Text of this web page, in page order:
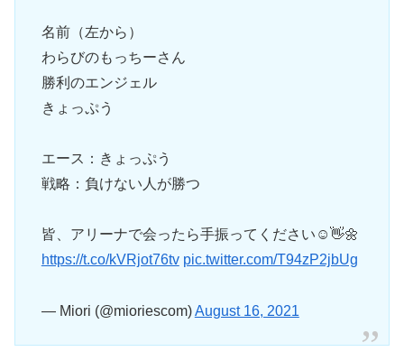
名前（左から）
わらびのもっちーさん
勝利のエンジェル
きょっぷう
エース：きょっぷう
戦略：負けない人が勝つ
皆、アリーナで会ったら手振ってください☺️👋🌼
https://t.co/kVRjot76tv pic.twitter.com/T94zP2jbUg
— Miori (@mioriescom)August 16, 2021